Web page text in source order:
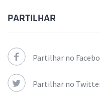
PARTILHAR
Partilhar no
Partilhar no